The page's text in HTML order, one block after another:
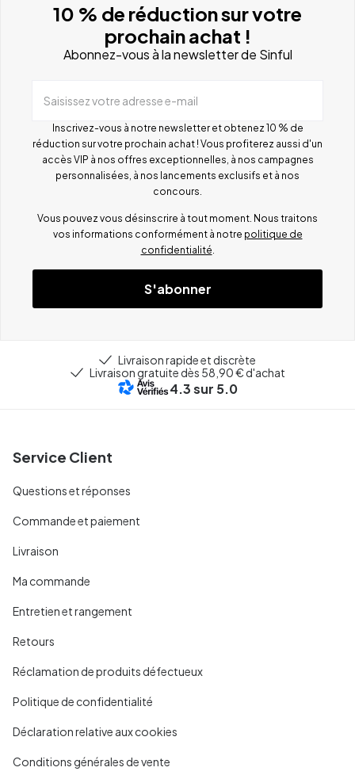
10 % de réduction sur votre
prochain achat !
Abonnez-vous à la newsletter de Sinful
Saisissez votre adresse e-mail
Inscrivez-vous à notre newsletter et obtenez 10 % de
réduction sur votre prochain achat ! Vous profiterez aussi d'un
accès VIP à nos offres exceptionnelles, à nos campagnes
personnalisées, à nos lancements exclusifs et à nos
concours.
Vous pouvez vous désinscrire à tout moment. Nous traitons
vos informations conformément à notre politique de
confidentialité
S'abonner
Livraison rapide et discrète
Livraison gratuite dès 58,90 € d'achat
4.3sur 5.0
Service Client
Questions et réponses
Commande et paiement
Livraison
Ma commande
Entretien et rangement
Retours
Réclamation de produits défectueux
Politique de confidentialité
Déclaration relative aux cookies
Conditions générales de vente